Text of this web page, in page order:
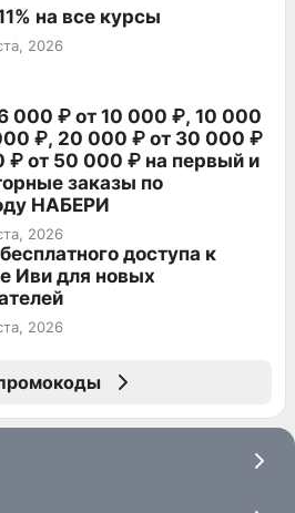
на все курсы
2026
000 ₽ от 10 000 ₽, 10 000
₽, 20 000 ₽ от 30 000 ₽
₽ от 50 000 ₽ на первый и
заказы по
НАБЕРИ
2026
доступа к
Иви для новых
2026